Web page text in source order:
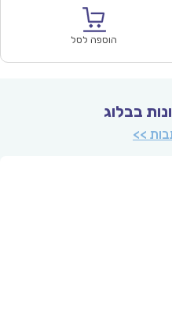
הוספה לסל
בבלוג
>>